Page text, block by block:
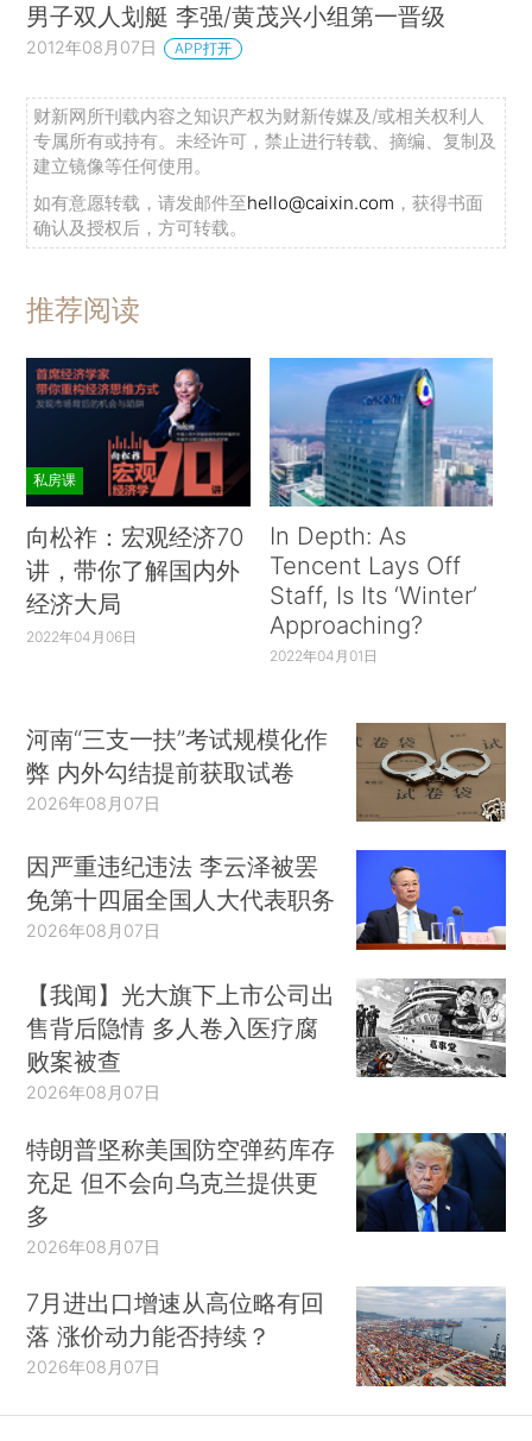
男子双人划艇 李强/黄茂兴小组第一晋级
2012年08月07日 APP打开
财新网所刊载内容之知识产权为财新传媒及/或相关权利人
专属所有或持有。未经许可，禁止进行转载、摘编、复制及
建立镜像等任何使用。
如有意愿转载，请发邮件至hello@caixin.com ，获得书面
确认及授权后，方可转载。
推荐阅读
私房课
向松祚：宏观经济70
讲，带你了解国内外
经济大局
2022年04月06日
In Depth: As
Tencent Lays Off
Staff, Is Its ‘Winter’
Approaching?
2022年04月01日
河南“三支一扶”考试规模化作
弊 内外勾结提前获取试卷
2026年08月07日
因严重违纪违法 李云泽被罢
免第十四届全国人大代表职务
2026年08月07日
【我闻】光大旗下上市公司出
售背后隐情 多人卷入医疗腐
败案被查
2026年08月07日
特朗普坚称美国防空弹药库存
充足 但不会向乌克兰提供更
多
2026年08月07日
7月进出口增速从高位略有回
落 涨价动力能否持续？
2026年08月07日